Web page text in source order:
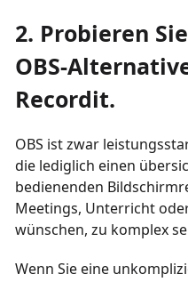
2. Probieren
OBS-
Recordit.
OBS ist zwar
die lediglich einen
bedienenden
Meetings, Unterricht
wünschen, zu komplex
Wenn Sie eine